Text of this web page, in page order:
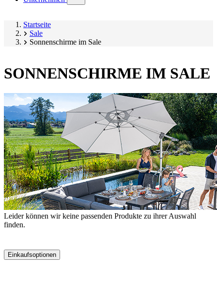
submenu)
Startseite
Sale
Sonnenschirme im Sale
SONNENSCHIRME IM SALE
Einkaufsoptionen
Leider können wir keine passenden Produkte zu ihrer Auswahl
finden.